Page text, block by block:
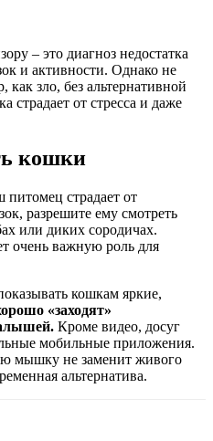
– это диагноз недостатка
и активности. Однако не
как зло, без альтернативной
страдает от стресса и даже
кошки
питомец страдает от
разрешите ему смотреть
или диких сородичах.
очень важную роль для
кошкам яркие,
«заходят»
Кроме видео, досуг
мобильные приложения.
мышку не заменит живого
альтернатива.